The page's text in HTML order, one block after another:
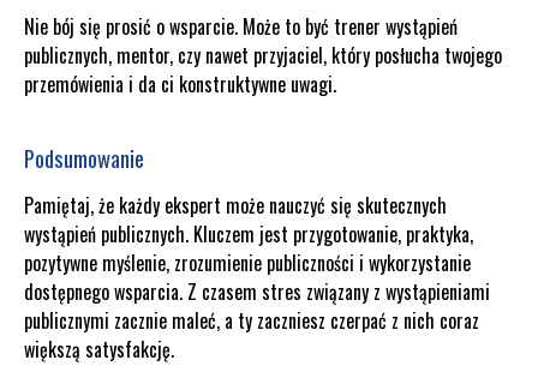
Nie bój się prosić o wsparcie. Może to być trener wystąpień
publicznych, mentor, czy nawet przyjaciel, który posłucha twojego
przemówienia i da ci konstruktywne uwagi.
Podsumowanie
Pamiętaj, że każdy ekspert może nauczyć się skutecznych
wystąpień publicznych. Kluczem jest przygotowanie, praktyka,
pozytywne myślenie, zrozumienie publiczności i wykorzystanie
dostępnego wsparcia. Z czasem stres związany z wystąpieniami
publicznymi zacznie maleć, a ty zaczniesz czerpać z nich coraz
większą satysfakcję.